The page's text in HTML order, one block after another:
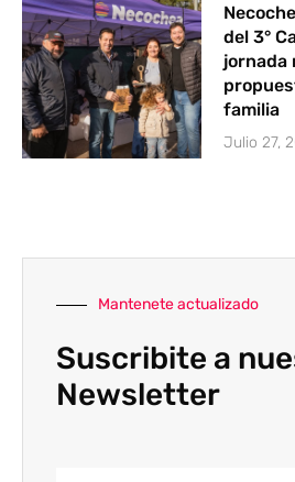
del 3°
jornada
familia
Julio 27,
Mantenete actualizado
Suscribite a
Newsletter